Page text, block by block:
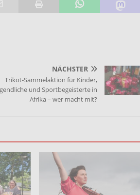
NÄCHSTER
Trikot-Sammelaktion für Kinder,
und Sportbegeisterte in
Afrika – wer macht mit?